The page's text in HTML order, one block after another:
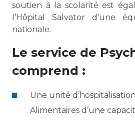
soutien à la scolarité est
l’Hôpital Salvator d’une
nationale.
Le service de
comprend :
Une unité
Alimentaires d’une